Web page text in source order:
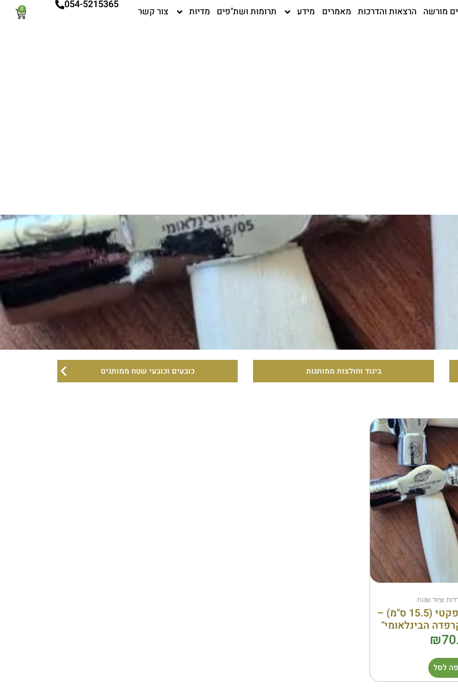
מורשה הרצאות והדרכות מאמרים מידע תרומות ושת"פים מדיות צור קשר
054-5215365
0
עגלת
קניות
ביגוד וחולצות ממותגות כובעים וכובעי שטח ממותגים
וציוד שטח
פטיש שטח קומפקטי (15.5 ס"מ) –
הבינלאומי"
₪
לסל